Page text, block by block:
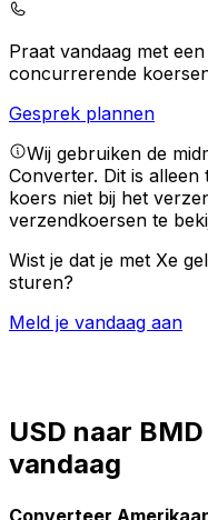
Praat vandaag met
concurrerende
Gesprek plannen
Wij gebruiken de
Converter. Dit is
koers niet bij het
verzendkoersen te
Wist je dat je met Xe
sturen?
Meld je vandaag aan
USD naar
vandaag
Converteer